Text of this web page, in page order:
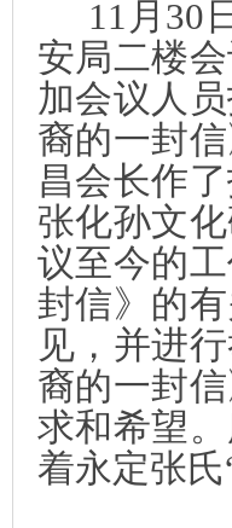
11 月 30
安局二楼
加会议人
裔的一封
昌会长作
张化孙文
议至今的
封信》的
见，并进
裔的一封
求和希望
着永定张